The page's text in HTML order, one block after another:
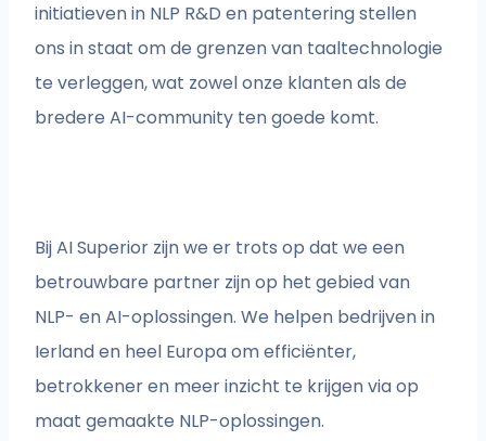
initiatieven in NLP R&D en patentering stellen
ons in staat om de grenzen van taaltechnologie
te verleggen, wat zowel onze klanten als de
bredere AI-community ten goede komt.
Bij AI Superior zijn we er trots op dat we een
betrouwbare partner zijn op het gebied van
NLP- en AI-oplossingen. We helpen bedrijven in
Ierland en heel Europa om efficiënter,
betrokkener en meer inzicht te krijgen via op
maat gemaakte NLP-oplossingen.